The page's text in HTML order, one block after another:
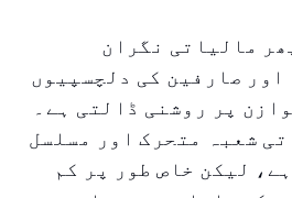
مالیاتی نگران
اور صارفین کی دلچسپیوں
پر روشنی ڈالتی ہے۔
شعبہ متحرک اور مسلسل
لیکن خاص طور پر کم